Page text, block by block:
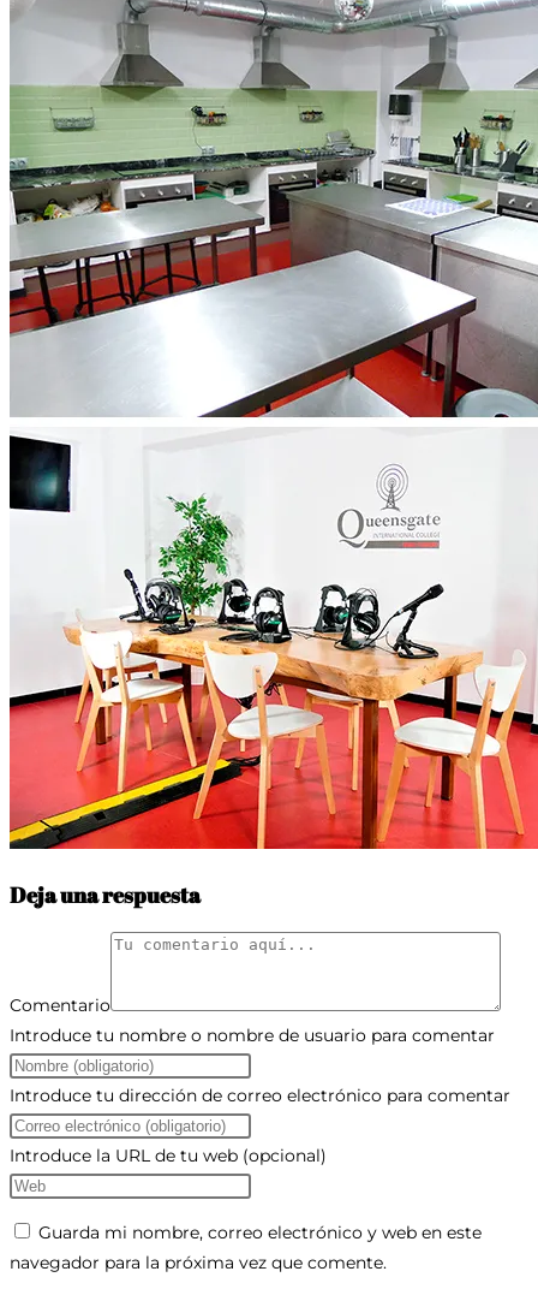
Deja una respuesta
Comentario
Introduce tu nombre o nombre de usuario para comentar
Introduce tu dirección de correo electrónico para comentar
Introduce la URL de tu web (opcional)
Guarda mi nombre, correo electrónico y web en este
navegador para la próxima vez que comente.